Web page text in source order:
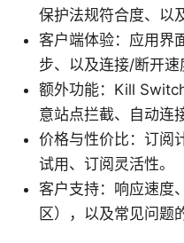
保护法规符合度、以
客户端体验：应用界
步、以及连接/断开速
额外功能：Kill
意站点拦截、自动连
价格与性价比：订阅
试用、订阅灵活性。
客户支持：响应速度
区），以及常见问题